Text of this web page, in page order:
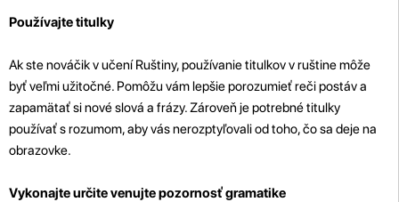
Používajte titulky
Ak ste nováčik v učení Ruštiny, používanie titulkov v ruštine môže
byť veľmi užitočné. Pomôžu vám lepšie porozumieť reči postáv a
zapamätať si nové slová a frázy. Zároveň je potrebné titulky
používať s rozumom, aby vás nerozptyľovali od toho, čo sa deje na
obrazovke.
Vykonajte určite venujte pozornosť gramatike